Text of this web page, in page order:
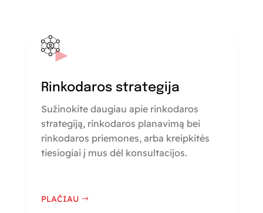
Rinkodaros strategija
Sužinokite daugiau apie rinkodaros
strategiją, rinkodaros planavimą bei
rinkodaros priemones, arba kreipkitės
tiesiogiai į mus dėl konsultacijos.
PLAČIAU